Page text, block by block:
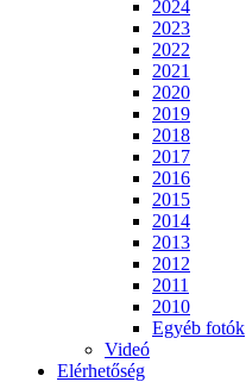
2024
2023
2022
2021
2020
2019
2018
2017
2016
2015
2014
2013
2012
2011
2010
Egyéb fotók
Videó
Elérhetőség